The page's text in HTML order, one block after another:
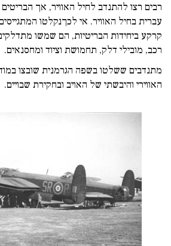
רבים רצו להתנדב לחיל האוויר, אך
עברית בחיל האוויר. אי לכךנקלטו
קרקע ביחידות הבריטיות, הם שמשו
רכב, מובילי דלק, תחמושת וציוד ומחסנאים.
מתנדבים ששלטו בשפה הגרמנית שובצו
האווירי והיבשתי של האויב ובחקירת שבויים.